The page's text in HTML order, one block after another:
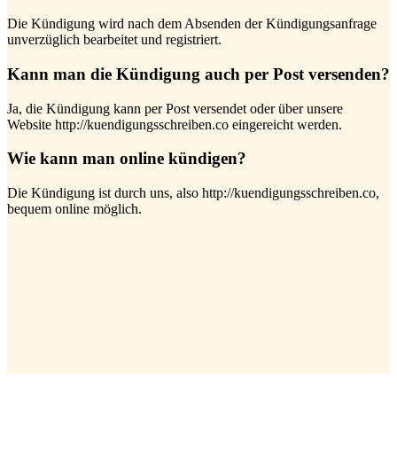
Die Kündigung wird nach dem Absenden der Kündigungsanfrage
unverzüglich bearbeitet und registriert.
Kann man die Kündigung auch per Post versenden?
Ja, die Kündigung kann per Post versendet oder über unsere
Website http://kuendigungsschreiben.co eingereicht werden.
Wie kann man online kündigen?
Die Kündigung ist durch uns, also http://kuendigungsschreiben.co,
bequem online möglich.